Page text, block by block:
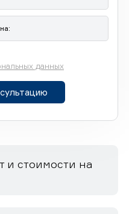
данных
и стоимости на